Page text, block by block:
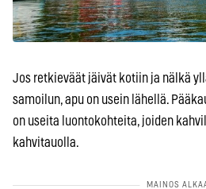
Jos retkieväät jäivät kotiin ja nälkä
samoilun, apu on usein lähellä.
on useita luontokohteita, joiden
kahvitauolla.